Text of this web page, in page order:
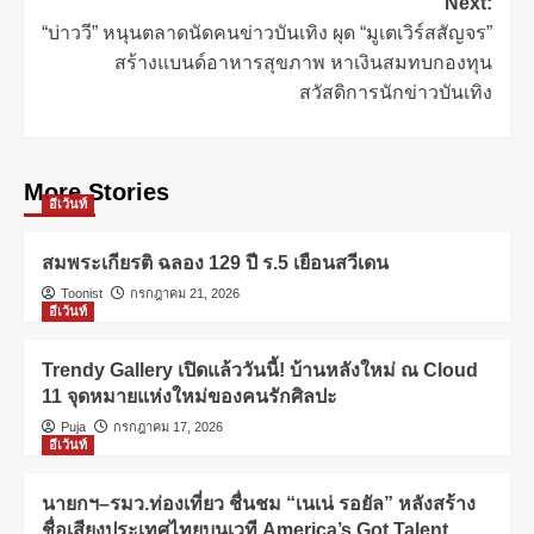
“บ่าววี” หนุนตลาดนัดคนข่าวบันเทิง ผุด “มูเตเวิร์สสัญจร”
สร้างแบนด์อาหารสุขภาพ หาเงินสมทบกองทุน
สวัสดิการนักข่าวบันเทิง
More Stories
อีเว้นท์
สมพระเกียรติ ฉลอง 129 ปี ร.5 เยือนสวีเดน
Toonist
กรกฎาคม 21, 2026
อีเว้นท์
Trendy Gallery เปิดแล้ววันนี้! บ้านหลังใหม่ ณ Cloud
11 จุดหมายแห่งใหม่ของคนรักศิลปะ
Puja
กรกฎาคม 17, 2026
อีเว้นท์
นายกฯ–รมว.ท่องเที่ยว ชื่นชม “เนเน่ รอยัล” หลังสร้าง
ชื่อเสียงประเทศไทยบนเวที America’s Got Talent